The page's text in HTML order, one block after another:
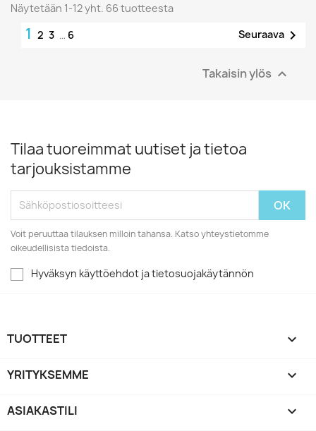
Näytetään 1-12 yht. 66 tuotteesta
1 2 3 … 6 Seuraava 
Takaisin ylös 
Tilaa tuoreimmat uutiset ja tietoa
tarjouksistamme
Voit peruuttaa tilauksen milloin tahansa. Katso yhteystietomme
oikeudellisista tiedoista.
Hyväksyn käyttöehdot ja tietosuojakäytännön
TUOTTEET 
YRITYKSEMME 
ASIAKASTILI 